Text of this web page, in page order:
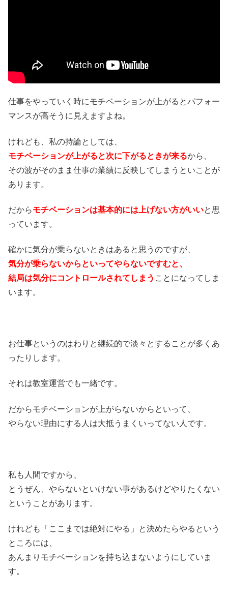
仕事をやっていく時にモチベーションが上がるとパフォー
マンスが高そうに見えますよね。
けれども、私の持論としては、
モチベーションが上がると次に下がるときが来るから、
その波がそのまま仕事の業績に反映してしまうといことが
あります。
だからモチベーションは基本的には上げない方がいいと思
っています。
確かに気分が乗らないときはあると思うのですが、
気分が乗らないからといってやらないですむと、
結局は気分にコントロールされてしまう ことになってしま
います。
お仕事というのはわりと継続的で淡々とすることが多くあ
ったりします。
それは教室運営でも一緒です。
だからモチベーションが上がらないからといって、
やらない理由にする人は大抵うまくいってない人です。
私も人間ですから、
とうぜん、やらないといけない事があるけどやりたくない
ということがあります。
けれども「ここまでは絶対にやる」と決めたらやるという
ところには、
あんまりモチベーションを持ち込まないようにしていま
す。